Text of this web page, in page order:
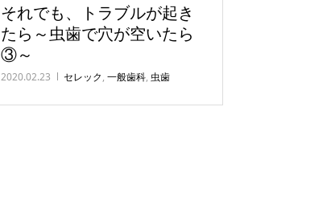
それでも、トラブルが起き
たら～虫歯で穴が空いたら
③～
2020.02.23 セレック, 一般歯科, 虫歯